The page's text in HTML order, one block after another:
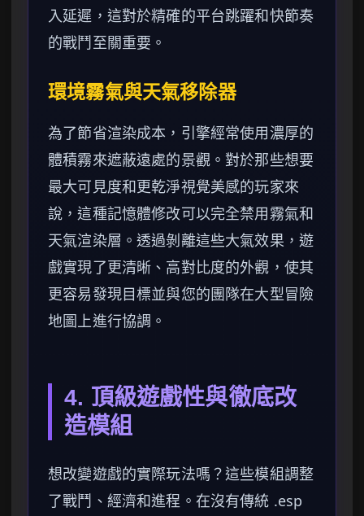
入延遲，這對於精確的平台跳躍和快節奏
的戰鬥至關重要。
環境霧氣與天氣移除器
為了節省渲染成本，引擎經常使用濃厚的
體積霧來遮蔽遠處的景觀。對於那些想要
最大可見度和更乾淨視覺美感的玩家來
說，這種記憶體修改可以完全禁用霧氣和
天氣渲染層。透過剝離這些大氣效果，遊
戲實現了更清晰、高對比度的外觀，使其
更容易發現目標並與您的團隊在大型冒險
地圖上進行協調。
4. 頂級遊戲性與徹底改
造模組
想改變遊戲的實際玩法嗎？這些模組調整
了戰鬥、經濟和進程。在沒有傳統 .esp